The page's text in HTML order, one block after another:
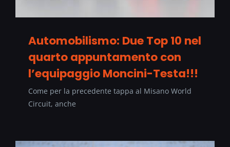
Automobilismo: Due Top 10 nel
quarto appuntamento con
l’equipaggio Moncini-Testa!!!
Come per la precedente tappa al Misano World
Circuit, anche